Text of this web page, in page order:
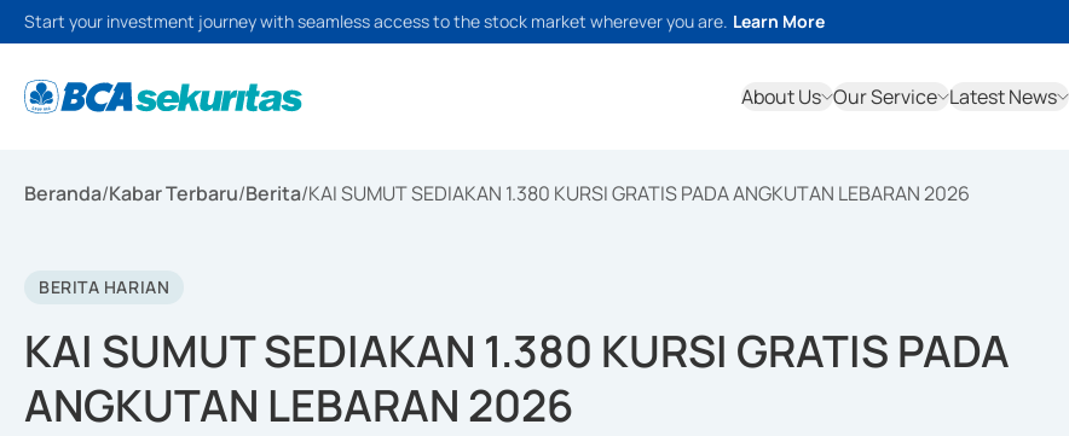
Start your investment journey with seamless access to the stock market wherever you are. Learn More
About Us Our Service Latest News
Beranda/Kabar Terbaru/Berita/KAI SUMUT SEDIAKAN 1.380 KURSI GRATIS PADA ANGKUTAN LEBARAN 2026
BERITA HARIAN
KAI SUMUT SEDIAKAN 1.380 KURSI GRATIS PADA
ANGKUTAN LEBARAN 2026